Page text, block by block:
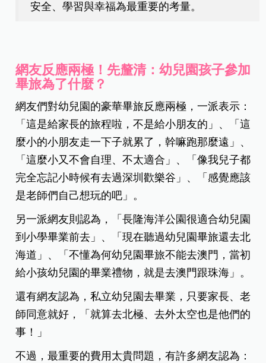
安全、學習與幸福為最重要的考量。
網友反應兩極！先釐清：幼兒園孩子參加
畢旅為了什麼？
網友們對幼兒園的豪華畢旅反應兩極，一派表示：
「這是給家長的旅程啦，不是給小朋友的」、「這
麼小的小朋友走一下子就累了，幹嘛跑那麼遠」、
「這麼小又不會自理、不太適合」、「像我兒子都
完全忘記小時候有去過深圳歡樂谷」、「感覺應該
是老師們自己想玩的吧」。
另一派網友則認為，「長隆海洋公園很適合幼兒園
到小學畢業前去」、「現在聽過幼兒園畢旅還去北
海道」、「不懂為何幼兒園畢旅不能去澳門，當初
給小孩幼兒園的畢業禮物，就是去澳門跟珠海」。
還有網友認為，私立幼兒園去畢業，只要家長、老
師同意就好，「就算去北極、去外太空也是他們的
事！」
不過，最重要的費用太貴問題，有許多網友認為：